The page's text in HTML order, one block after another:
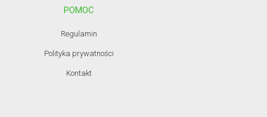
POMOC
Regulamin
Polityka prywatności
Kontakt